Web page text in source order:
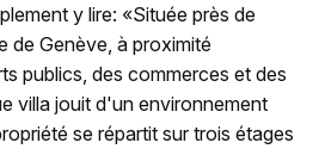
y lire: «Située près de
de Genève, à proximité
publics, des commerces et des
villa jouit d'un environnement
se répartit sur trois étages